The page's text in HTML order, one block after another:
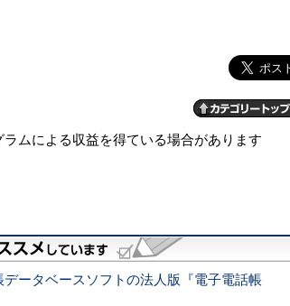
ムによる収益を得ている場合があります
ータベースソフトの法人版『電子電話帳